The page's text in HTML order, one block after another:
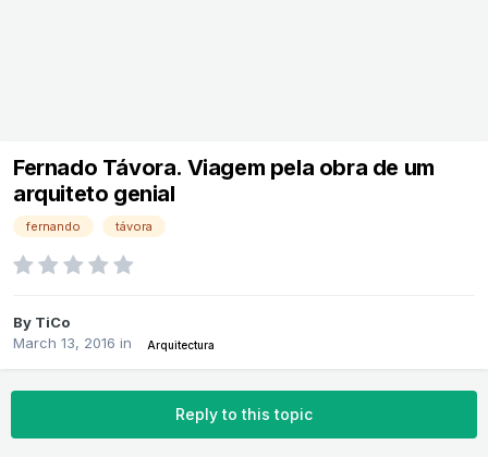
Fernado Távora. Viagem pela obra de um
arquiteto genial
fernando távora
By TiCo
March 13, 2016 in Arquitectura
Reply to this topic